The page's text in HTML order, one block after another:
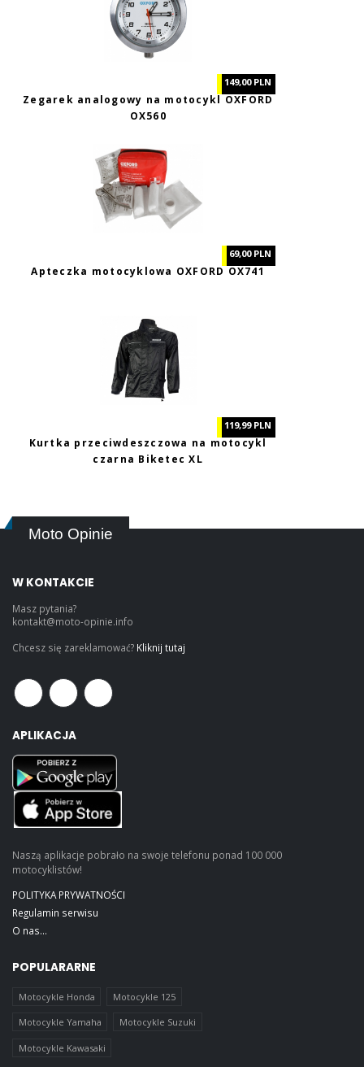
149,00 PLN
Zegarek analogowy na motocykl OXFORD
OX560
69,00 PLN
Apteczka motocyklowa OXFORD OX741
119,99 PLN
Kurtka przeciwdeszczowa na motocykl
czarna Biketec XL
Moto Opinie
W KONTAKCIE
Masz pytania?
kontakt@moto-opinie.info
Chcesz się zareklamować? Kliknij tutaj
APLIKACJA
Naszą aplikacje pobrało na swoje telefonu ponad 100 000
motocyklistów!
POLITYKA PRYWATNOŚCI
Regulamin serwisu
O nas...
POPULARARNE
Motocykle Honda Motocykle 125
Motocykle Yamaha Motocykle Suzuki
Motocykle Kawasaki